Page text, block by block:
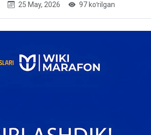
25 May, 2026 97 koʻrilgan